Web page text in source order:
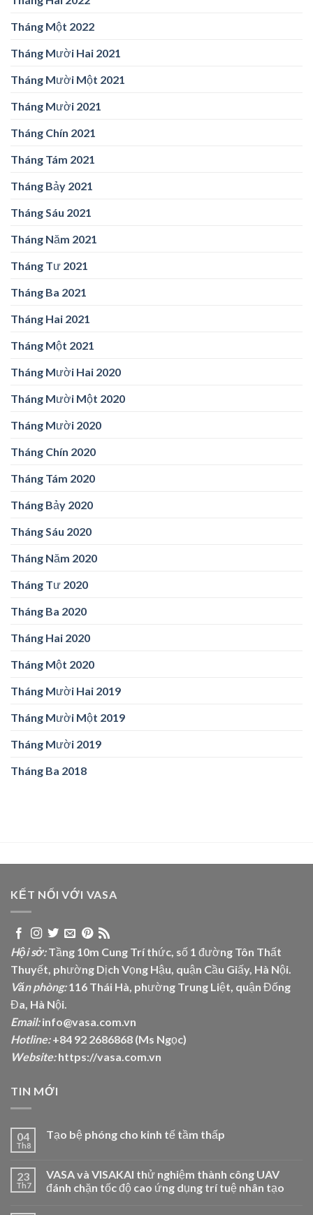
Tháng Một 2022
Tháng Mười Hai 2021
Tháng Mười Một 2021
Tháng Mười 2021
Tháng Chín 2021
Tháng Tám 2021
Tháng Bảy 2021
Tháng Sáu 2021
Tháng Năm 2021
Tháng Tư 2021
Tháng Ba 2021
Tháng Hai 2021
Tháng Một 2021
Tháng Mười Hai 2020
Tháng Mười Một 2020
Tháng Mười 2020
Tháng Chín 2020
Tháng Tám 2020
Tháng Bảy 2020
Tháng Sáu 2020
Tháng Năm 2020
Tháng Tư 2020
Tháng Ba 2020
Tháng Hai 2020
Tháng Một 2020
Tháng Mười Hai 2019
Tháng Mười Một 2019
Tháng Mười 2019
Tháng Ba 2018
KẾT NỐI VỚI VASA
Hội sở:Tầng 10m Cung Trí thức, số 1 đường Tôn Thất
Thuyết, phường Dịch Vọng Hậu, quận Cầu Giấy, Hà Nội.
Văn phòng:116 Thái Hà, phường Trung Liệt, quận Đống
Đa, Hà Nội.
Email:info@vasa.com.vn
Hotline:+84 92 2686868 (Ms Ngọc)
Website: https://vasa.com.vn
TIN MỚI
04
Th8
Tạo bệ phóng cho kinh tế tầm thấp
23
Th7
VASA và VISAKAI thử nghiệm thành công UAV
đánh chặn tốc độ cao ứng dụng trí tuệ nhân tạo